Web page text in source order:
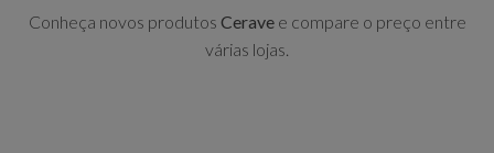
Conheça novos produtos Ceravee compare o preço entre
várias lojas.